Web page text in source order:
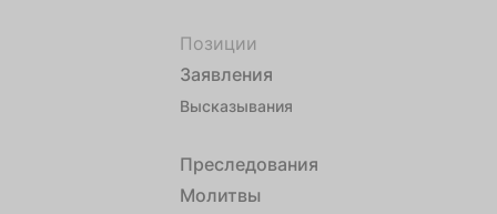
Позиции
Заявления
Высказывания
Преследования
Молитвы